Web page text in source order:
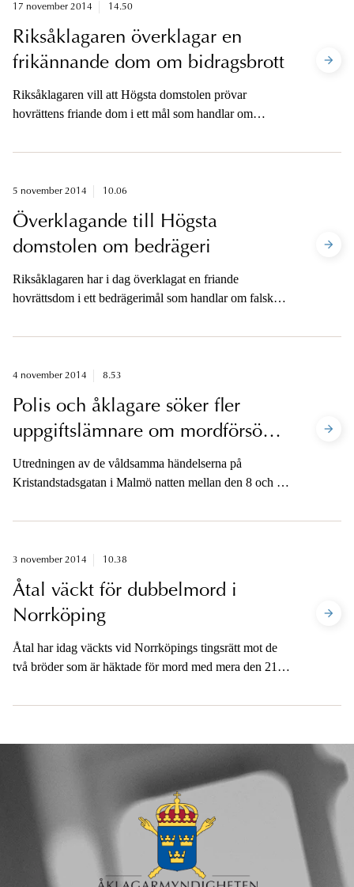
17 november 2014 14.50
Riksåklagaren överklagar en
frikännande dom om bidragsbrott
Riksåklagaren vill att Högsta domstolen prövar
hovrättens friande dom i ett mål som handlar om
5 november 2014 10.06
Överklagande till Högsta
domstolen om bedrägeri
Riksåklagaren har i dag överklagat en friande
hovrättsdom i ett bedrägerimål som handlar om falsk
4 november 2014 8.53
Polis och åklagare söker fler
uppgiftslämnare om mordförsök i
Malmö
Utredningen av de våldsamma händelserna på
Kristandstadsgatan i Malmö natten mellan den 8 och 9
vittnesuppgifter.
3 november 2014 10.38
Åtal väckt för dubbelmord i
Norrköping
Åtal har idag väckts vid Norrköpings tingsrätt mot de
två bröder som är häktade för mord med mera den 21